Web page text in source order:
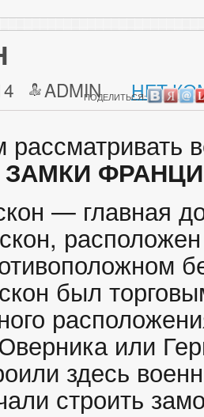
ADMIN НЕТ
ПОДЕЛИТЬСЯ:
— главная
был
или
здесь
строить